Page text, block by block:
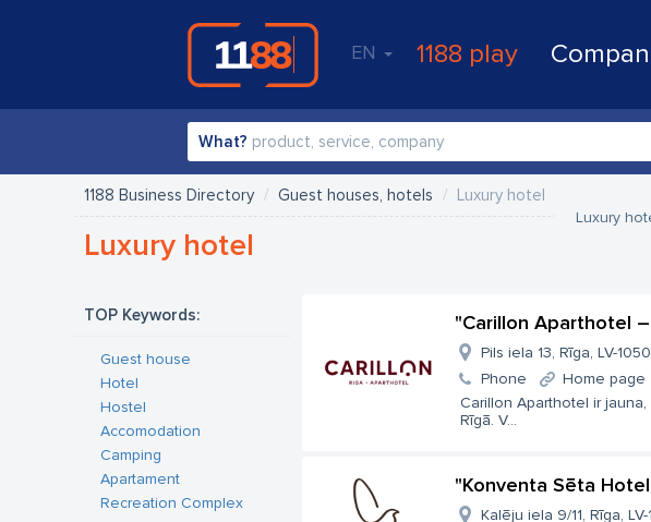
EN 1188 play
What?
1188 Business Directory Guest houses, hotels Luxury hotel
Luxury hotel
Luxury
TOP Keywords:
Guest house
Hotel
Hostel
Accomodation
Camping
Apartament
Recreation Complex
"Carillon Aparthotel
Pils iela 13, Rīga, LV-1050
Phone
Home page
Carillon Aparthotel ir
Rīgā. V...
"Konventa Sēta
Kalēju iela 9/11, Rīga,